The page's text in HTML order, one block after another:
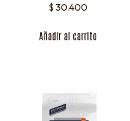
$ 30.400
Añadir al carrito